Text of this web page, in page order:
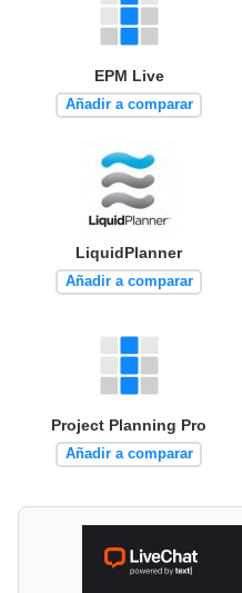
EPM Live
Añadir a comparar
LiquidPlanner
Añadir a comparar
Project Planning Pro
Añadir a comparar